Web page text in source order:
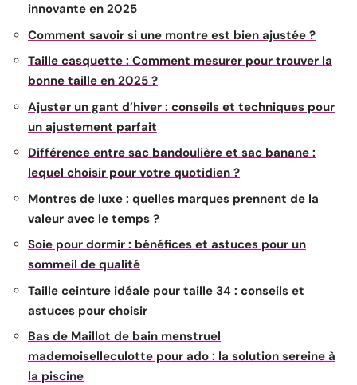
innovante en 2025
Comment savoir si une montre est bien ajustée ?
Taille casquette : Comment mesurer pour trouver la
bonne taille en 2025 ?
Ajuster un gant d’hiver : conseils et techniques pour
un ajustement parfait
Différence entre sac bandoulière et sac banane :
lequel choisir pour votre quotidien ?
Montres de luxe : quelles marques prennent de la
valeur avec le temps ?
Soie pour dormir : bénéfices et astuces pour un
sommeil de qualité
Taille ceinture idéale pour taille 34 : conseils et
astuces pour choisir
Bas de Maillot de bain menstruel
mademoiselleculotte pour ado : la solution sereine à
la piscine